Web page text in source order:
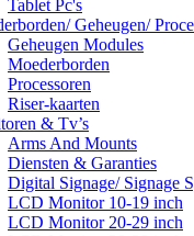
Tablet Pc's
Geheugen/
Geheugen Modules
Moederborden
Processoren
Riser-kaarten
& Tv’s
Arms And Mounts
Diensten & Garanties
Digital Signage/ Signage
LCD Monitor 10-19 inch
LCD Monitor 20-29 inch